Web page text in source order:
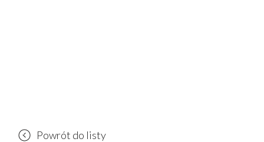
Powrót do listy